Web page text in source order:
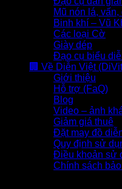
Mũ nón lá,
Binh khí – Vũ
Các loại Cờ
Giày dép
Đạo cụ biểu
🏢 Về Diễn Việt
Giới thiệu
Hỗ trợ (FaQ)
Blog
Video – ảnh
Giảm giá thuê
Đặt may đồ
Quy định sử
Điều khoản sử
Chính sách